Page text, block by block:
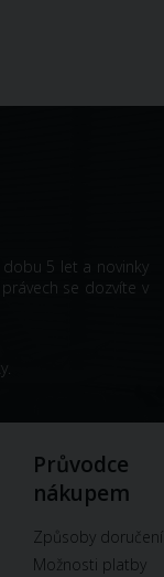
5 let a novinky
se dozvíte v
Průvodce
nákupem
Způsoby doručení
Možnosti platby